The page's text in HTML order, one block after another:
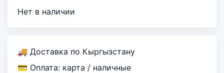
Нет в наличии
🚚 Доставка по Кыргызстану
💳 Оплата: карта / наличные